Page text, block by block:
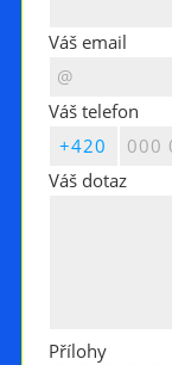
Váš email
Váš telefon
Váš dotaz
Přílohy